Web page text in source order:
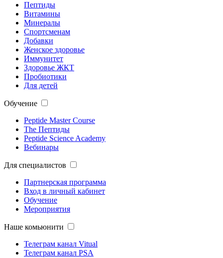
Пептиды
Витамины
Минералы
Спортсменам
Добавки
Женское здоровье
Иммунитет
Здоровье ЖКТ
Пробиотики
Для детей
Обучение
Peptide Master Course
The Пептиды
Peptide Science Academy
Вебинары
Для специалистов
Партнерская программа
Вход в личный кабинет
Обучение
Мероприятия
Наше комьюнити
Телеграм канал Vitual
Телеграм канал PSA